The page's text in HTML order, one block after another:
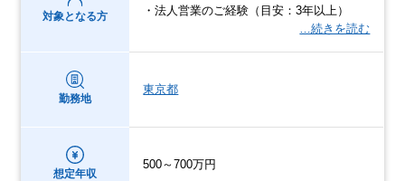
対象となる方
・法人営業のご経験（目安：3年以上）
…続きを読む
勤務地
東京都
想定年収
500～700万円